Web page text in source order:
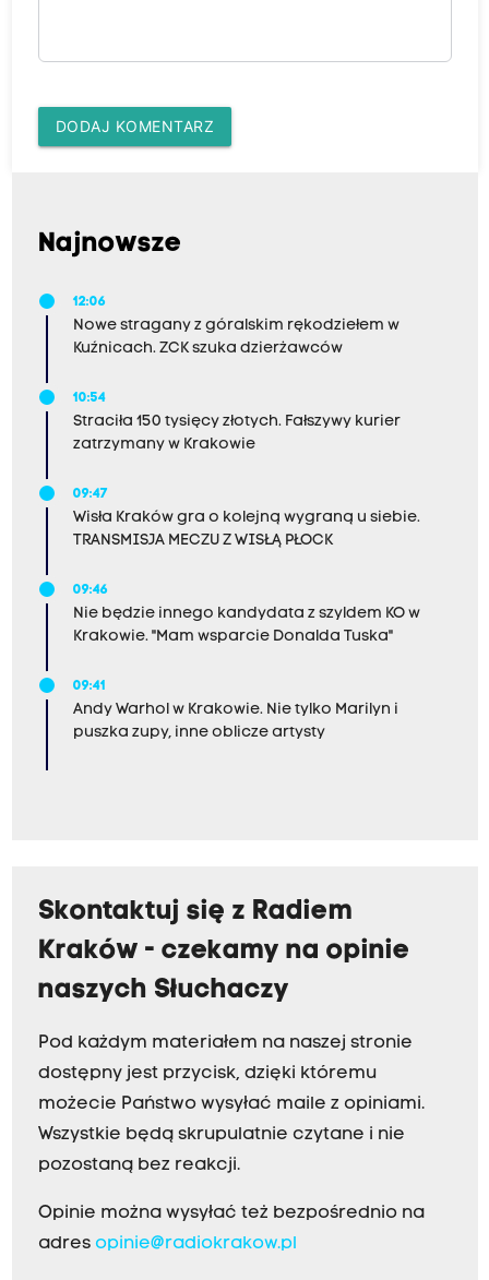
DODAJ KOMENTARZ
Najnowsze
12:06
Nowe stragany z góralskim rękodziełem w
Kuźnicach. ZCK szuka dzierżawców
10:54
Straciła 150 tysięcy złotych. Fałszywy kurier
zatrzymany w Krakowie
09:47
Wisła Kraków gra o kolejną wygraną u siebie.
TRANSMISJA MECZU Z WISŁĄ PŁOCK
09:46
Nie będzie innego kandydata z szyldem KO w
Krakowie. "Mam wsparcie Donalda Tuska"
09:41
Andy Warhol w Krakowie. Nie tylko Marilyn i
puszka zupy, inne oblicze artysty
Skontaktuj się z Radiem
Kraków - czekamy na opinie
naszych Słuchaczy
Pod każdym materiałem na naszej stronie
dostępny jest przycisk, dzięki któremu
możecie Państwo wysyłać maile z opiniami.
Wszystkie będą skrupulatnie czytane i nie
pozostaną bez reakcji.
Opinie można wysyłać też bezpośrednio na
adres opinie@radiokrakow.pl